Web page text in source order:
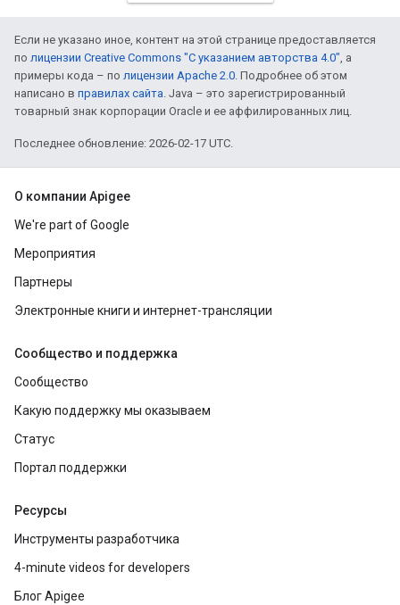
Если не указано иное, контент на этой странице предоставляется
по лицензии Creative Commons "С указанием авторства 4.0", а
примеры кода – по лицензии Apache 2.0. Подробнее об этом
написано в правилах сайта. Java – это зарегистрированный
товарный знак корпорации Oracle и ее аффилированных лиц.
Последнее обновление: 2026-02-17 UTC.
О компании Apigee
We're part of Google
Мероприятия
Партнеры
Электронные книги и интернет-трансляции
Сообщество и поддержка
Сообщество
Какую поддержку мы оказываем
Статус
Портал поддержки
Ресурсы
Инструменты разработчика
4-minute videos for developers
Блог Apigee